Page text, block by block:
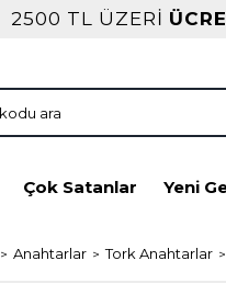
2500 TL ÜZERİ
Çok Satanlar Yeni
Anahtarlar Tork Anahtarlar